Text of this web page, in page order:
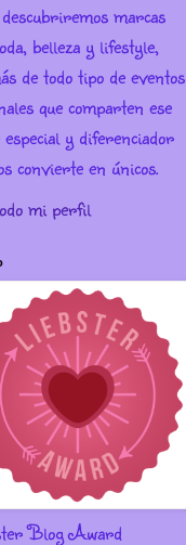
marcas
belleza y lifestyle,
de todo tipo de eventos
que comparten ese
especial y diferenciador
convierte en únicos.
mi perfil
Blog Award